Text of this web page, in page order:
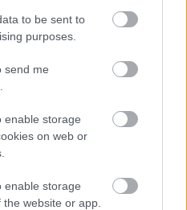
to be sent to
purposes.
send me
enable storage
on web or
enable storage
website or app.